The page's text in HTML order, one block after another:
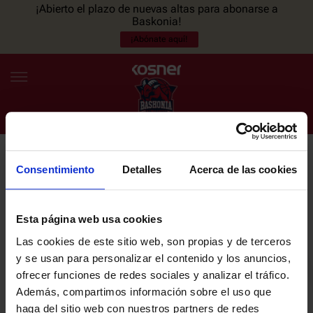
Consentimiento Detalles Acerca de las cookies
Esta página web usa cookies
Las cookies de este sitio web, son propias y de terceros
y se usan para personalizar el contenido y los anuncios,
ofrecer funciones de redes sociales y analizar el tráfico.
Además, compartimos información sobre el uso que
haga del sitio web con nuestros partners de redes
¡Abierto el plazo de nuevas altas para abonarse a
Baskonia!
¡Abónate aquí!
ES EU
NOTICIAS
PLANTILLA
ENTRADAS
NEWSLETTER
últimas noticias y promociones del club.
Email
He leído y acepto laPolítica de privacidaddel SASKI BASKONIA